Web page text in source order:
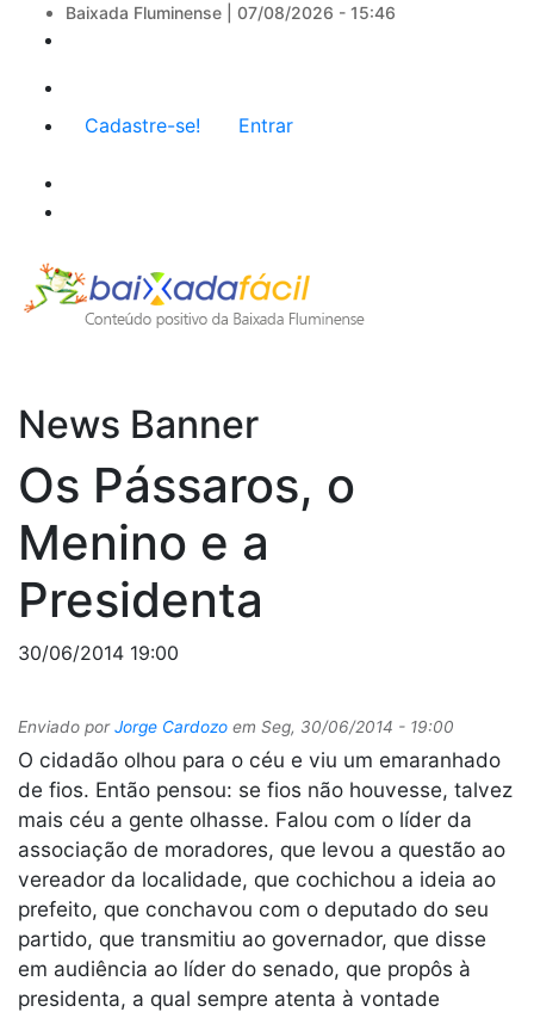
Baixada Fluminense | 07/08/2026 - 15:46
Menu
de
usuário
Cadastre-se! Entrar
News Banner
Os Pássaros, o
Menino e a
Presidenta
30/06/2014 19:00
Enviado porJorge Cardozo em Seg, 30/06/2014 - 19:00
O cidadão olhou para o céu e viu um emaranhado
de fios. Então pensou: se fios não houvesse, talvez
mais céu a gente olhasse. Falou com o líder da
associação de moradores, que levou a questão ao
vereador da localidade, que cochichou a ideia ao
prefeito, que conchavou com o deputado do seu
partido, que transmitiu ao governador, que disse
em audiência ao líder do senado, que propôs à
presidenta, a qual sempre atenta à vontade